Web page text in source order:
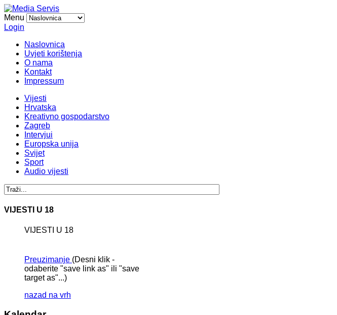
Menu
Login
Naslovnica
Uvjeti korištenja
O nama
Kontakt
Impressum
Vijesti
Hrvatska
Kreativno gospodarstvo
Zagreb
Intervjui
Europska unija
Svijet
Sport
Audio vijesti
VIJESTI U 18
VIJESTI U 18
Preuzimanje (Desni klik -
odaberite "save link as" ili "save
target as"...)
nazad na vrh